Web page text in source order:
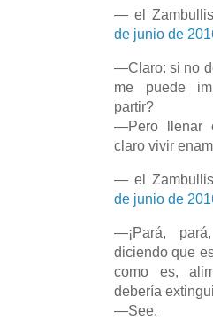
— el
de junio de
—Claro: si no
me puede
partir?
—Pero llenar
claro vivir
— el
de junio de
—¡Pará,
diciendo que
como es,
debería
—See.